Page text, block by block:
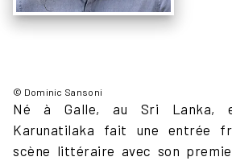
Né à Galle, au Sri Lanka,
Karunatilaka fait une entrée
scène littéraire avec son
© Dominic Sansoni